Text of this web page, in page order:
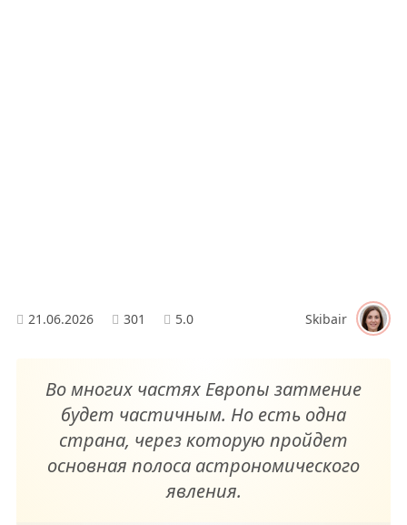
21.06.2026 301 5.0 Skibair
Во многих частях Европы затмение
будет частичным. Но есть одна
страна, через которую пройдет
основная полоса астрономического
явления.